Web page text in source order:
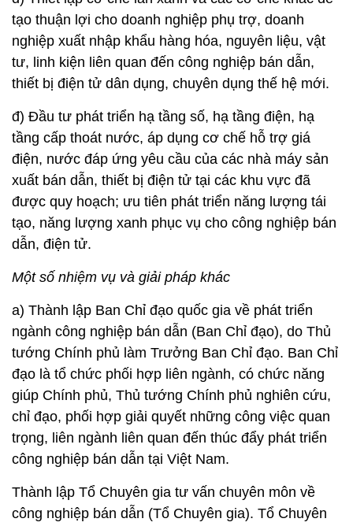
tạo thuận lợi cho doanh nghiệp phụ trợ, doanh
nghiệp xuất nhập khẩu hàng hóa, nguyên liệu, vật
tư, linh kiện liên quan đến công nghiệp bán dẫn,
thiết bị điện tử dân dụng, chuyên dụng thế hệ mới.
đ) Đầu tư phát triển hạ tầng số, hạ tầng điện, hạ
tầng cấp thoát nước, áp dụng cơ chế hỗ trợ giá
điện, nước đáp ứng yêu cầu của các nhà máy sản
xuất bán dẫn, thiết bị điện tử tại các khu vực đã
được quy hoạch; ưu tiên phát triển năng lượng tái
tạo, năng lượng xanh phục vụ cho công nghiệp bán
dẫn, điện tử.
Một số nhiệm vụ và giải pháp khác
a) Thành lập Ban Chỉ đạo quốc gia về phát triển
ngành công nghiệp bán dẫn (Ban Chỉ đạo), do Thủ
tướng Chính phủ làm Trưởng Ban Chỉ đạo. Ban Chỉ
đạo là tổ chức phối hợp liên ngành, có chức năng
giúp Chính phủ, Thủ tướng Chính phủ nghiên cứu,
chỉ đạo, phối hợp giải quyết những công việc quan
trọng, liên ngành liên quan đến thúc đẩy phát triển
công nghiệp bán dẫn tại Việt Nam.
Thành lập Tổ Chuyên gia tư vấn chuyên môn về
công nghiệp bán dẫn (Tổ Chuyên gia). Tổ Chuyên